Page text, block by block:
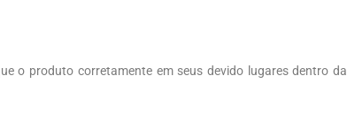
o produto corretamente em seus devido lugares dentro da